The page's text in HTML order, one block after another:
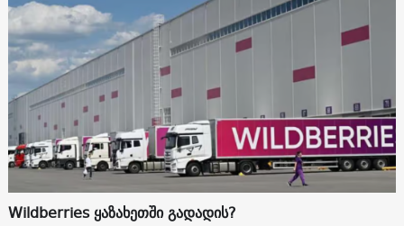
Wildberries ყაზახეთში გადადის?